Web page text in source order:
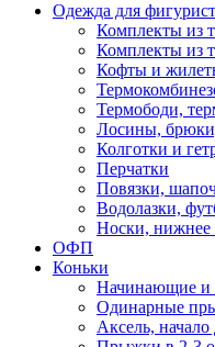
Одежда для
Комплекты из
Комплекты из
Кофты и
Термободи,
Лосины,
Колготки и
Перчатки
Повязки,
Водолазки,
Носки, нижнее
ОФП
Коньки
Начинающие и
Одинарные
Аксель,